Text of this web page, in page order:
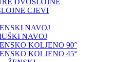
DVOSLOJNE
CJEVI
NAVOJ
NAVOJ
KOLJENO 90°
KOLJENO 45°